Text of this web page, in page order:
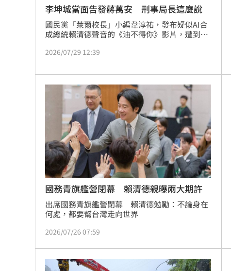
李坤城當面告發蔣萬安 刑事局長這麼說
國民黨「萊爾校長」小編韋淳祐，發布疑似AI合
成總統賴清德聲音的《油不得你》影片，遭到調
協助製作宣傳影片，「有事衝著我來」。民進黨
表示，自己現在就要檢舉、告發蔣萬安，希望警
方去約談蔣萬安，因他已承認自己教唆製作影
片。邱紹洲僅表示，配合檢察官指示辦理。
2026/07/29 12:39
國務青旗艦營閉幕 賴清德親曝兩大期許
出席國務青旗艦營閉幕　賴清德勉勵：不論身在
何處，都要幫台灣走向世界
2026/07/26 07:59